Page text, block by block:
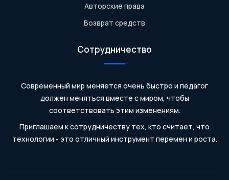
Авторские права
Возврат средств
Сотрудничество
Современный мир меняется очень быстро и педагог
должен меняться вместе с миром, чтобы
соответствовать этим изменениям.
Приглашаем к сотрудничеству тех, кто считает, что
технологии - это отличный инструмент перемен и роста.